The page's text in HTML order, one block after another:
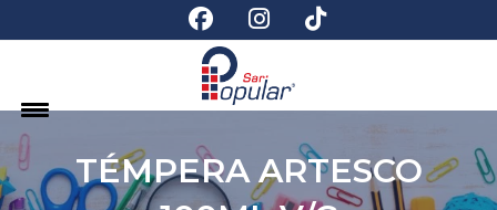
TÉMPERA ARTESCO